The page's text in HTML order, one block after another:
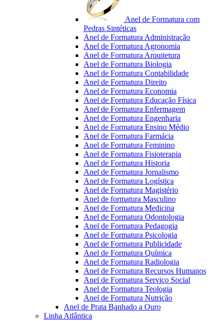
Anel de Formatura com
Pedras Sintéticas
Anel de Formatura Administração
Anel de Formatura Agronomia
Anel de Formatura Arquitetura
Anel de Formatura Biologia
Anel de Formatura Contabilidade
Anel de Formatura Direito
Anel de Formatura Economia
Anel de Formatura Educação Física
Anel de Formatura Enfermagem
Anel de Formatura Engenharia
Anel de Formatura Ensino Médio
Anel de Formatura Farmácia
Anel de Formatura Feminino
Anel de Formatura Fisioterapia
Anel de Formatura Historia
Anel de Formatura Jornalismo
Anel de Formatura Logística
Anel de Formatura Magistério
Anel de formatura Masculino
Anel de Formatura Medicina
Anel de Formatura Odontologia
Anel de Formatura Pedagogia
Anel de Formatura Psicologia
Anel de Formatura Publicidade
Anel de Formatura Química
Anel de Formatura Radiologia
Anel de Formatura Recursos Humanos
Anel de Formatura Serviço Social
Anel de Formatura Teologia
Anel de Formatura Nutrição
Anel de Prata Banhado a Ouro
Linha Atlântica